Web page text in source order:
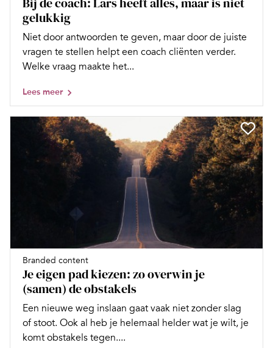
gelukkig
Niet door antwoorden te geven, maar door de juiste
vragen te stellen helpt een coach cliënten verder.
Welke vraag maakte het...
Lees meer
Branded content
Je eigen pad kiezen: zo overwin je
(samen) de obstakels
Een nieuwe weg inslaan gaat vaak niet zonder slag
of stoot. Ook al heb je helemaal helder wat je wilt, je
komt obstakels tegen....